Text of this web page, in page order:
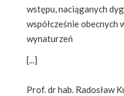
wstępu, naciąganych
współcześnie
wynaturzeń
[...]
Prof. dr hab. Radosław